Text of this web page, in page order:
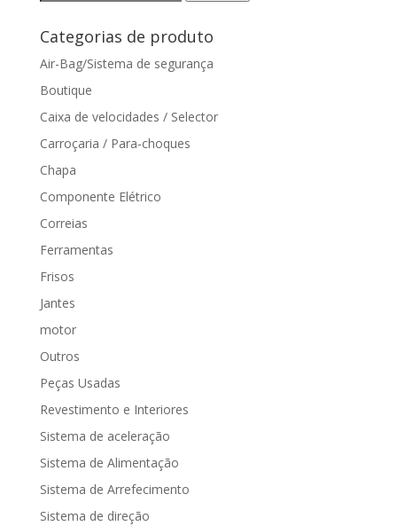
Categorias de produto
Air-Bag/Sistema de segurança
Boutique
Caixa de velocidades / Selector
Carroçaria / Para-choques
Chapa
Componente Elétrico
Correias
Ferramentas
Frisos
Jantes
motor
Outros
Peças Usadas
Revestimento e Interiores
Sistema de aceleração
Sistema de Alimentação
Sistema de Arrefecimento
Sistema de direção